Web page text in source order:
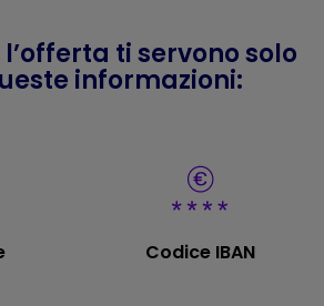
ti servono solo
informazioni:
Codice IBAN